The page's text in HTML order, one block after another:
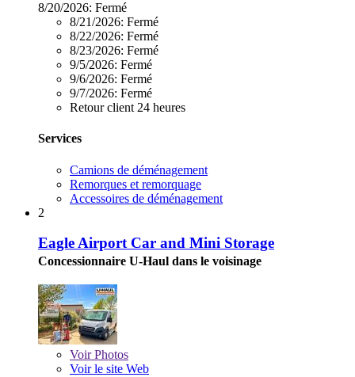
8/20/2026: Fermé
8/21/2026: Fermé
8/22/2026: Fermé
8/23/2026: Fermé
9/5/2026: Fermé
9/6/2026: Fermé
9/7/2026: Fermé
Retour client 24 heures
Services
Camions de déménagement
Remorques et remorquage
Accessoires de déménagement
2
Eagle Airport Car and Mini Storage
Concessionnaire U-Haul dans le voisinage
VoirPhotos
Voir le site Web